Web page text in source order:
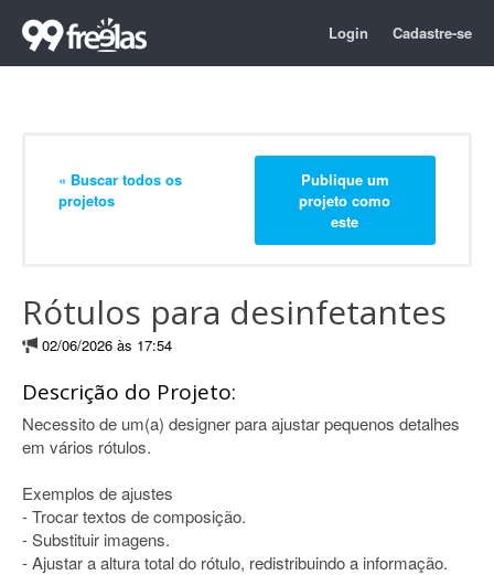
Login Cadastre-se
« Buscar todos os
projetos
Publique um
projeto como
este
Rótulos para desinfetantes
02/06/2026 às 17:54
Descrição do Projeto:
Necessito de um(a) designer para ajustar pequenos detalhes
em vários rótulos.
Exemplos de ajustes
- Trocar textos de composição.
- Substituir imagens.
- Ajustar a altura total do rótulo, redistribuindo a informação.